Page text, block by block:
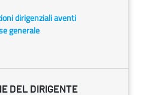
dirigenziali aventi
generale
DEL DIRIGENTE